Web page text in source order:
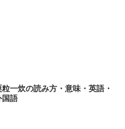
粒一炊の読み方・意味・英語・
国語